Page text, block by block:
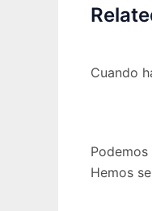
Cuando
Hemos